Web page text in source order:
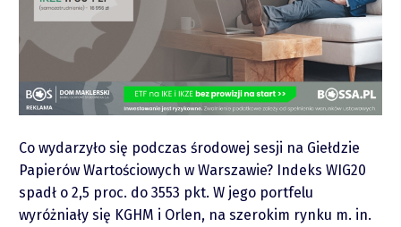
Zastrzeżenie
Współpraca
Wsparcie
Co wydarzyło się podczas środowej sesji na Giełdzie
Papierów Wartościowych w Warszawie? Indeks WIG20
spadł o 2,5 proc. do 3553 pkt. W jego portfelu
wyróżniały się KGHM i Orlen, na szerokim rynku m. in.